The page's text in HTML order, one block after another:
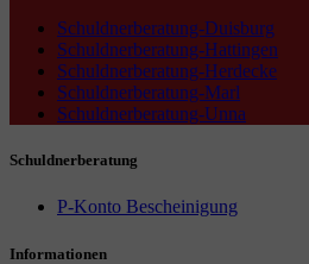
Schuldnerberatung-Duisburg
Schuldnerberatung-Hattingen
Schuldnerberatung-Herdecke
Schuldnerberatung-Marl
Schuldnerberatung-Unna
Schuldnerberatung
P-Konto Bescheinigung
Informationen